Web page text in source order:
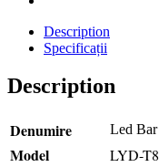
Description
Specificații
Description
Denumire Led
Model LYD-